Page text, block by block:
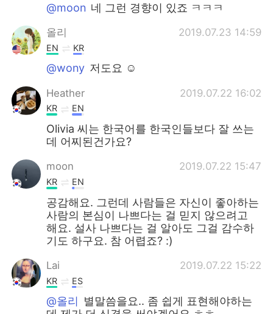
@moon 네 그런 경향이 있죠 ㅋㅋㅋ
올리 2019.07.23 14:59
EN KR
@wony 저도요 ☺
Heather 2019.07.22 16:02
KR EN
Olivia 씨는 한국어를 한국인들보다 잘 쓰는
데 어찌된건가요?
moon 2019.07.22 15:47
KR EN
공감해요. 그런데 사람들은 자신이 좋아하는
사람의 본심이 나쁘다는 걸 믿지 않으려고
해요. 설사 나쁘다는 걸 알아도 그걸 감수하
기도 하구요. 참 어렵죠? :)
Lai 2019.07.22 15:22
KR ES
@올리
별말씀을요.. 좀 쉽게 표현해야하는